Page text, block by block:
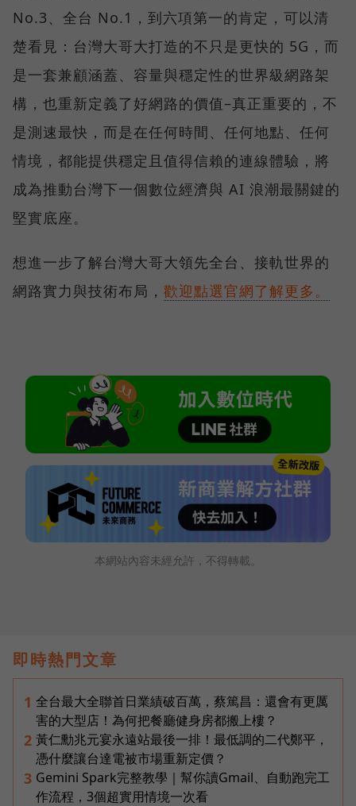
No.3、全台 No.1，到六項第一的肯定，可以清
楚看見：台灣大哥大打造的不只是更快的 5G，而
是一套兼顧涵蓋、容量與穩定性的世界級網路架
構，也重新定義了好網路的價值–真正重要的，不
是測速最快，而是在任何時間、任何地點、任何
情境，都能提供穩定且值得信賴的連線體驗，將
成為推動台灣下一個數位經濟與 AI 浪潮最關鍵的
堅實底座。
想進一步了解台灣大哥大領先全台、接軌世界的
網路實力與技術布局， 歡迎點選官網了解更多。
本網站內容未經允許，不得轉載。
即時熱門文章
1 全台最大全聯首日業績破百萬，蔡篤昌：還會有更厲
害的大型店！為何把餐廳健身房都搬上樓？
2 黃仁勳兆元宴永遠站最後一排！最低調的二代鄭平，
憑什麼讓台達電被市場重新定價？
3 Gemini Spark完整教學｜幫你讀Gmail、自動跑完工
作流程，3個超實用情境一次看